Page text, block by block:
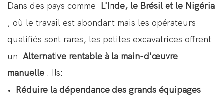
Dans des pays comme L'Inde, le Brésil et le Nigéria
, où le travail est abondant mais les opérateurs
qualifiés sont rares, les petites excavatrices offrent
un Alternative rentable à la main-d'œuvre
manuelle . Ils:
Réduire la dépendance des grands équipages